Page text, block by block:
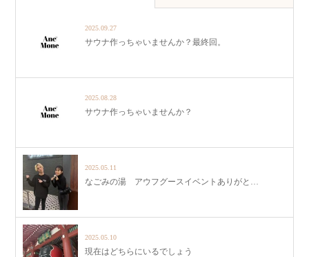
2025.09.27
サウナ作っちゃいませんか？最終回。
2025.08.28
サウナ作っちゃいませんか？
2025.05.11
なごみの湯 アウフグースイベントありがと…
2025.05.10
現在はどちらにいるでしょう